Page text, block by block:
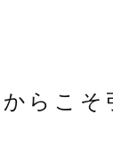
らこそ